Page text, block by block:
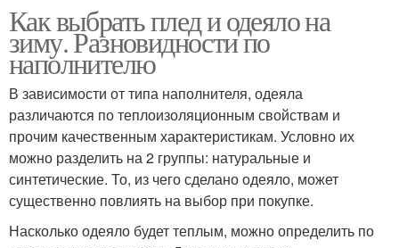
Как выбрать плед и одеяло на
зиму. Разновидности по
наполнителю
В зависимости от типа наполнителя, одеяла
различаются по теплоизоляционным свойствам и
прочим качественным характеристикам. Условно их
можно разделить на 2 группы: натуральные и
синтетические. То, из чего сделано одеяло, может
существенно повлиять на выбор при покупке.
Насколько одеяло будет теплым, можно определить по